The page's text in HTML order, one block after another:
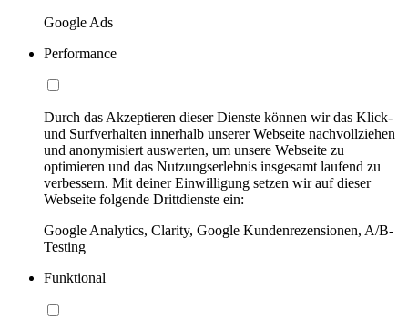
Google Ads
Performance
Durch das Akzeptieren dieser Dienste können wir das Klick-
und Surfverhalten innerhalb unserer Webseite nachvollziehen
und anonymisiert auswerten, um unsere Webseite zu
optimieren und das Nutzungserlebnis insgesamt laufend zu
verbessern. Mit deiner Einwilligung setzen wir auf dieser
Webseite folgende Drittdienste ein:
Google Analytics, Clarity, Google Kundenrezensionen, A/B-
Testing
Funktional